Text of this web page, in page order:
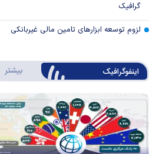
گرافیک
لزوم توسعه ابزارهای تامین مالی غیربانکی
اینفوگرافیک بیشتر